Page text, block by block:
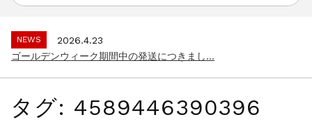
NEWS
2026.7.29
NEWS
2026.4.23
ゴールデンウィーク期間中の発送につきまし...
NEWS
2025.7.15
タグ: 4589446390396